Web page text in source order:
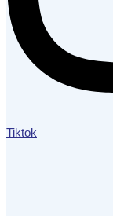
Tiktok